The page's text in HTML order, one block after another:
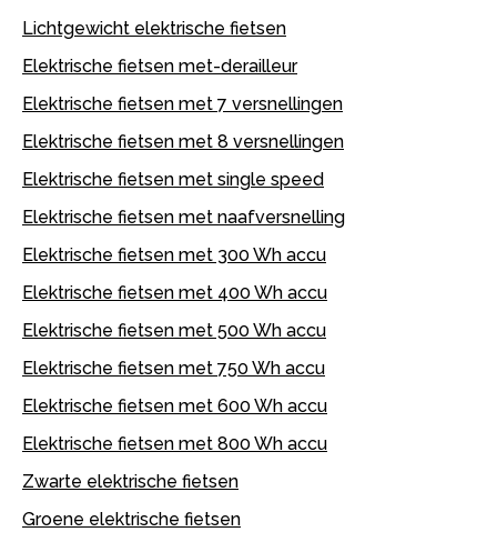
Lichtgewicht elektrische fietsen
Elektrische fietsen met-derailleur
Elektrische fietsen met 7 versnellingen
Elektrische fietsen met 8 versnellingen
Elektrische fietsen met single speed
Elektrische fietsen met naafversnelling
Elektrische fietsen met 300 Wh accu
Elektrische fietsen met 400 Wh accu
Elektrische fietsen met 500 Wh accu
Elektrische fietsen met 750 Wh accu
Elektrische fietsen met 600 Wh accu
Elektrische fietsen met 800 Wh accu
Zwarte elektrische fietsen
Groene elektrische fietsen